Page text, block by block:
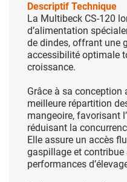
Descriptif Technique
La Multibeck CS-120
d’alimentation
de dindes, offrant une
accessibilité optimale
croissance.
Grâce à sa conception
meilleure répartition
mangeoire, favorisant
réduisant la
Elle assure un accès
gaspillage et contribue
performances